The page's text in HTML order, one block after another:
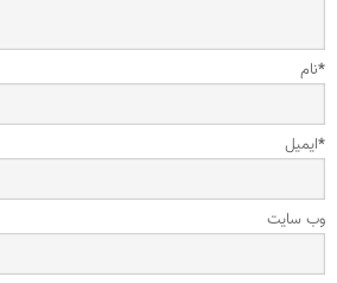
نام*
ایمیل*
وب‌ سایت